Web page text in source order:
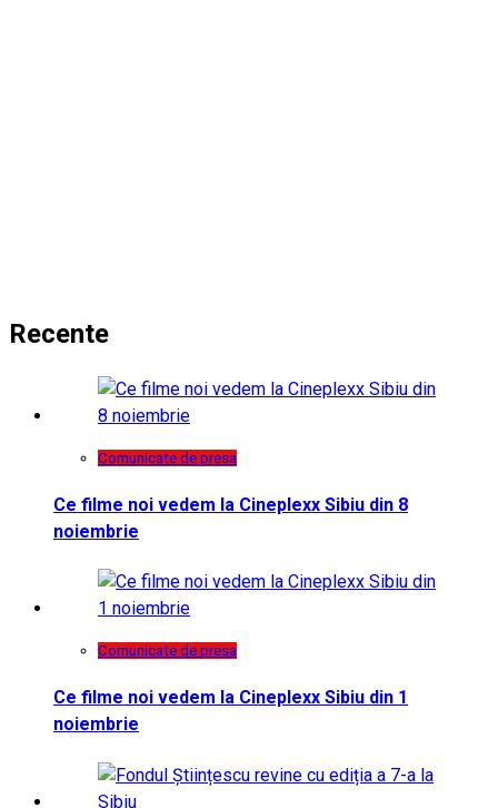
Recente
Comunicate de presa
Ce filme noi vedem la Cineplexx Sibiu din 8
noiembrie
Comunicate de presa
Ce filme noi vedem la Cineplexx Sibiu din 1
noiembrie